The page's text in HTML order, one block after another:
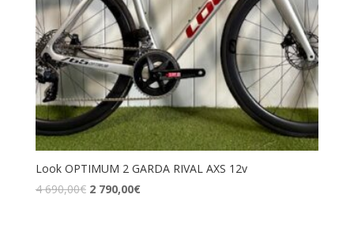
Look OPTIMUM 2 GARDA RIVAL AXS 12v
4 690,00€ 2 790,00€